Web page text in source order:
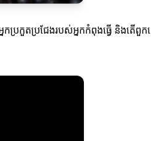
នកប្រកួតប្រជែងរបស់អ្នកកំពុងធ្វើ និងតើពួ